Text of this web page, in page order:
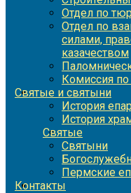
Отдел по
Отдел по
силами,
казачеством
Комиссия по
Святые и святыни
История
История
Святые
Святыни
Пермские
Контакты